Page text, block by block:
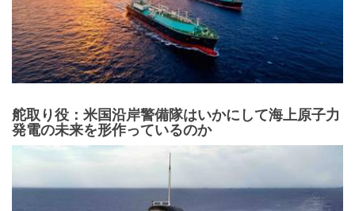
舵取り役：米国沿岸警備隊はいかにして海上原子力
発電の未来を形作っているのか